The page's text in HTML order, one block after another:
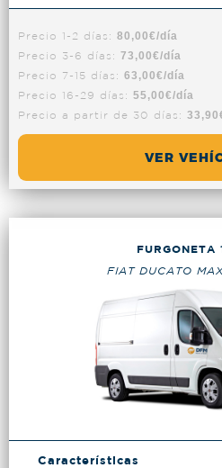
Precio 1-2 días: 80,00€/día
Precio 3-6 días: 73,00€/día
Precio 7-15 días: 63,00€/día
Precio 16-29 días: 55,00€/día
Precio a partir de 30 días:
VER
FURGONETA
FIAT DUCATO
Características